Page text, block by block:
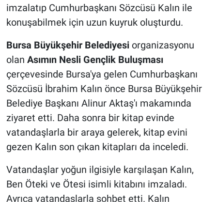
imzalatıp Cumhurbaşkanı Sözcüsü Kalın ile
konuşabilmek için uzun kuyruk oluşturdu.
Bursa Büyükşehir Belediyesiorganizasyonu
olan Asımın Nesli Gençlik Buluşması
çerçevesinde Bursa'ya gelen Cumhurbaşkanı
Sözcüsü İbrahim Kalın önce Bursa Büyükşehir
Belediye Başkanı Alinur Aktaş'ı makamında
ziyaret etti. Daha sonra bir kitap evinde
vatandaşlarla bir araya gelerek, kitap evini
gezen Kalın son çıkan kitapları da inceledi.
Vatandaşlar yoğun ilgisiyle karşılaşan Kalın,
Ben Öteki ve Ötesi isimli kitabını imzaladı.
Ayrıca vatandaşlarla sohbet etti. Kalın
Yaşam
Spor
Nöbetçi Eczaneler